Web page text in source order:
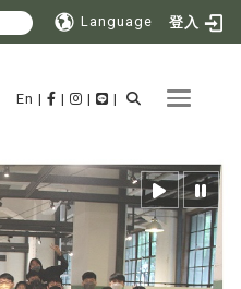
Language 登入
Toggle
En | | | |